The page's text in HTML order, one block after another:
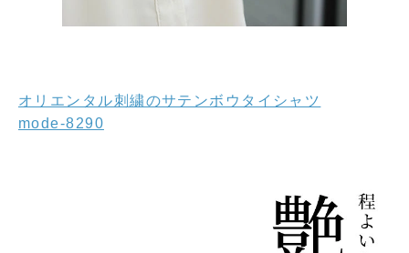
オリエンタル刺繍のサテンボウタイシャツ
mode-8290